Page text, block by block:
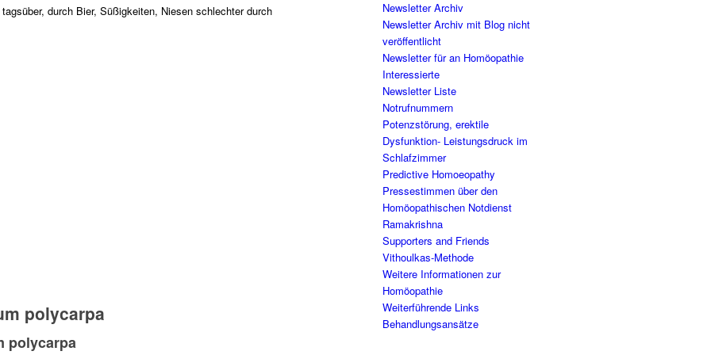
durch Bier, Süßigkeiten, Niesen schlechter durch
polycarpa
polycarpa
Newsletter Archiv
Newsletter Archiv mit Blog nicht
veröffentlicht
Newsletter für an Homöopathie
Interessierte
Newsletter Liste
Notrufnummern
Potenzstörung, erektile
Dysfunktion- Leistungsdruck im
Schlafzimmer
Predictive Homoeopathy
Pressestimmen über den
Homöopathischen Notdienst
Ramakrishna
Supporters and Friends
Vithoulkas-Methode
Weitere Informationen zur
Homöopathie
Weiterführende Links
Behandlungsansätze